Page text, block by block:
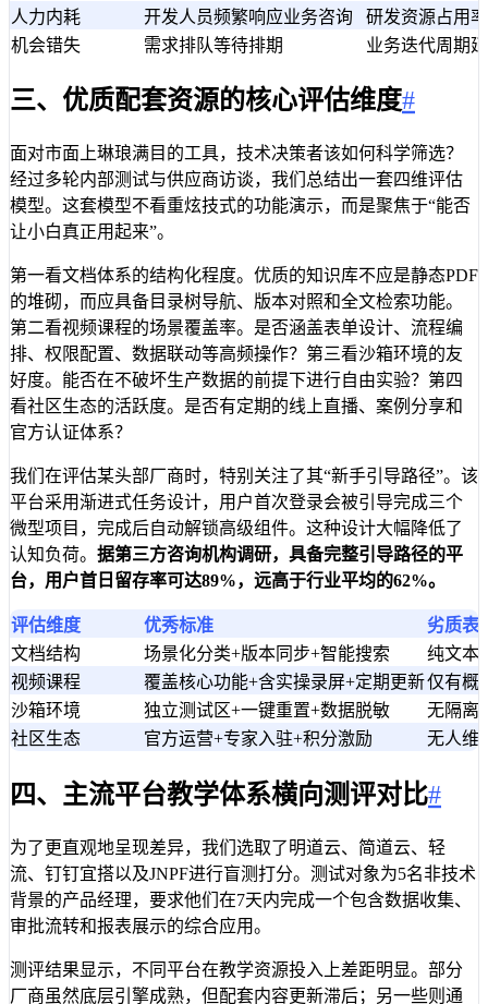
人力内耗
开发人员频繁响应业务咨询
研发资源占用
机会错失
需求排队等待排期 业务迭代周期
三、优质配套资源的核心评估维度#
面对市面上琳琅满目的工具，技术决策者该如何科学筛选？
经过多轮内部测试与供应商访谈，我们总结出一套四维评估
模型。这套模型不看重炫技式的功能演示，而是聚焦于“能否
让小白真正用起来”。
第一看文档体系的结构化程度。优质的知识库不应是静态PDF
的堆砌，而应具备目录树导航、版本对照和全文检索功能。
第二看视频课程的场景覆盖率。是否涵盖表单设计、流程编
排、权限配置、数据联动等高频操作？第三看沙箱环境的友
好度。能否在不破坏生产数据的前提下进行自由实验？第四
看社区生态的活跃度。是否有定期的线上直播、案例分享和
官方认证体系？
我们在评估某头部厂商时，特别关注了其“新手引导路径”。该
平台采用渐进式任务设计，用户首次登录会被引导完成三个
微型项目，完成后自动解锁高级组件。这种设计大幅降低了
认知负荷。 据第三方咨询机构调研，具备完整引导路径的平
台，用户首日留存率可达89%，远高于行业平均的62%。
评估维度 优秀标准
劣质表
文档结构
场景化分类+版本同步+智能搜索
纯文本
视频课程
覆盖核心功能+含实操录屏+定期更新仅有概
沙箱环境
独立测试区+一键重置+数据脱敏
无隔离
社区生态
官方运营+专家入驻+积分激励 无人维
四、主流平台教学体系横向测评对比#
为了更直观地呈现差异，我们选取了明道云、简道云、轻
流、钉钉宜搭以及JNPF进行盲测打分。测试对象为5名非技术
背景的产品经理，要求他们在7天内完成一个包含数据收集、
审批流转和报表展示的综合应用。
测评结果显示，不同平台在教学资源投入上差距明显。部分
厂商虽然底层引擎成熟，但配套内容更新滞后；另一些则通